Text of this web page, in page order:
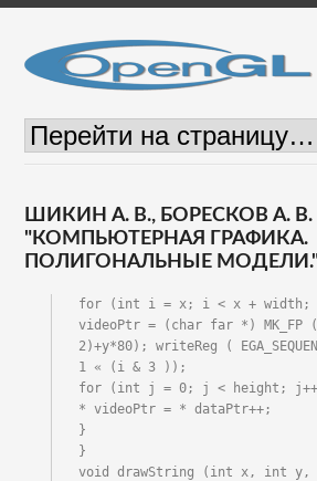
ШИКИН А. В., БОРЕСКОВ А. В.
"КОМПЬЮТЕРНАЯ ГРАФИКА.
ПОЛИГОНАЛЬНЫЕ МОДЕЛИ."
for (int i = x; i < x + width;
videoPtr = (char far *) MK_FP
2)+y*80); writeReg (
1 « (i & 3 ));
for (int j = 0; j < height; j++,
* videoPtr = * dataPtr++;
}
}
void drawString (int x, int